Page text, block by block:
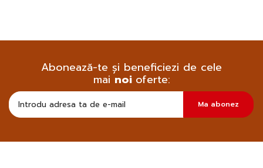
Abonează-te și beneficiezi de cele
mai noi oferte:
sa
primesc
informatii
Ma abonez